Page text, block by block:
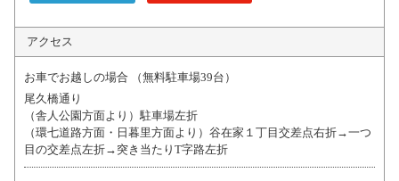
アクセス
お車でお越しの場合 （無料駐車場39台）
尾久橋通り
（舎人公園方面より）駐車場左折
（環七道路方面・日暮里方面より）谷在家１丁目交差点右折→一つ
目の交差点左折→突き当たりT字路左折